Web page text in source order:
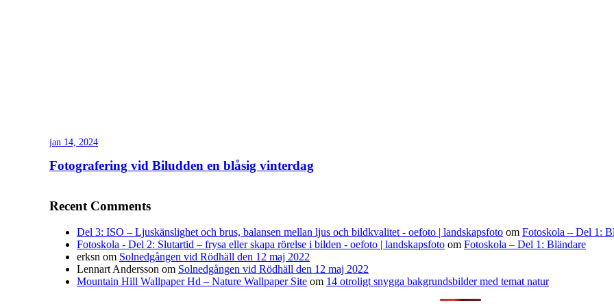
jan 14, 2024
Fotografering vid Biludden en blåsig vinterdag
Recent Comments
Del 3: ISO – Ljuskänslighet och brus, balansen mellan ljus och bildkvalitet - oefoto | landskapsfoto om Fotoskola – Del 1:
Fotoskola - Del 2: Slutartid – frysa eller skapa rörelse i bilden - oefoto | landskapsfoto om Fotoskola – Del 1: Bländare
erksn om Solnedgången vid Rödhäll den 12 maj 2022
Lennart Andersson om Solnedgången vid Rödhäll den 12 maj 2022
Mountain Hill Wallpaper Hd – Nature Wallpaper Site om 14 otroligt snygga bakgrundsbilder med temat natur